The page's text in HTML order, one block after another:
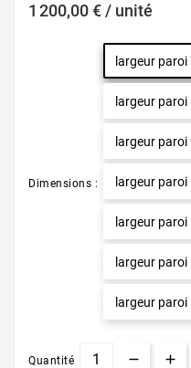
1 200,00 € / unité
Dimensions :
largeur
largeur
largeur
largeur
largeur
largeur
largeur
Quantité